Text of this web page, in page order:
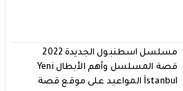
مسلسل اسطنبول الجديدة 2022
قصة المسلسل وأهم الأبطال Yeni
İstanbul المواعيد على موقع قصة